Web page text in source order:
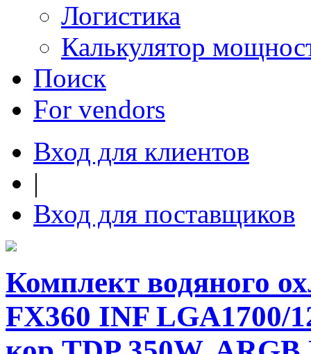
Логистика
Калькулятор
Поиск
For vendors
Вход для клиентов
|
Вход для поставщиков
Комплект водяного
FX360 INF LGA1700/